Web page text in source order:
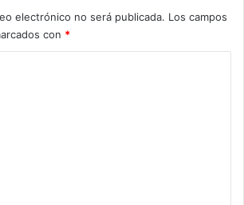
electrónico no será publicada. Los campos
con *